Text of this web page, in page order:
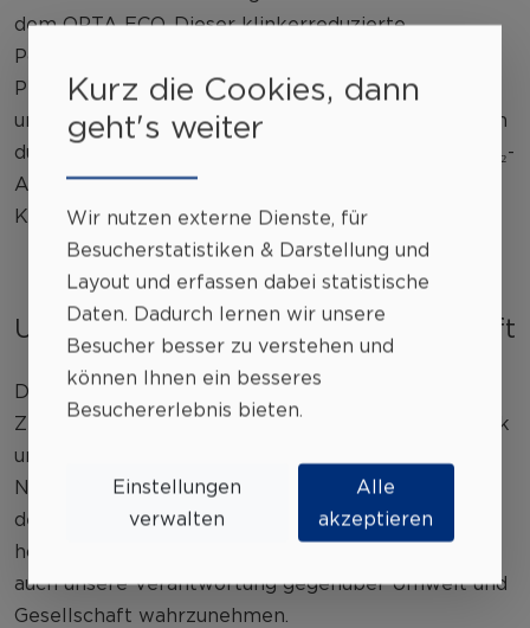
dem OPTA ECO. Dieser klinkerreduzierte
Portlandkompositzement der Sorte CEM II/C-M (S-
P) 42,5 N ist das innovative Resultat unseres Ziels
umweltfreundlichere Produkte zu entwickeln: Denn
durch die Reduktion des Klinkeranteils wird der CO₂-
Ausstoß verringert – ein wichtiger Beitrag zum
Klimaschutz.
Unser Weg in eine nachhaltige Zukunft
Die erneute Auszeichnung mit dem CSC Gold-
Zertifikat ist ein bedeutender Erfolg für unser Werk
und ein wichtiger Baustein unserer
Nachhaltigkeitsstrategie. Sie bestätigt, dass wir auf
dem richtigen Weg sind, nicht nur qualitativ
hochwertige Produkte zu liefern, sondern dabei
auch unsere Verantwortung gegenüber Umwelt und
Gesellschaft wahrzunehmen.
Kurz die Cookies, dann
geht's weiter
Wir nutzen externe Dienste, für
Besucherstatistiken & Darstellung und
Layout und erfassen dabei statistische
Daten. Dadurch lernen wir unsere
Besucher besser zu verstehen und
können Ihnen ein besseres
Besuchererlebnis bieten.
Einstellungen
verwalten
Alle
akzeptieren